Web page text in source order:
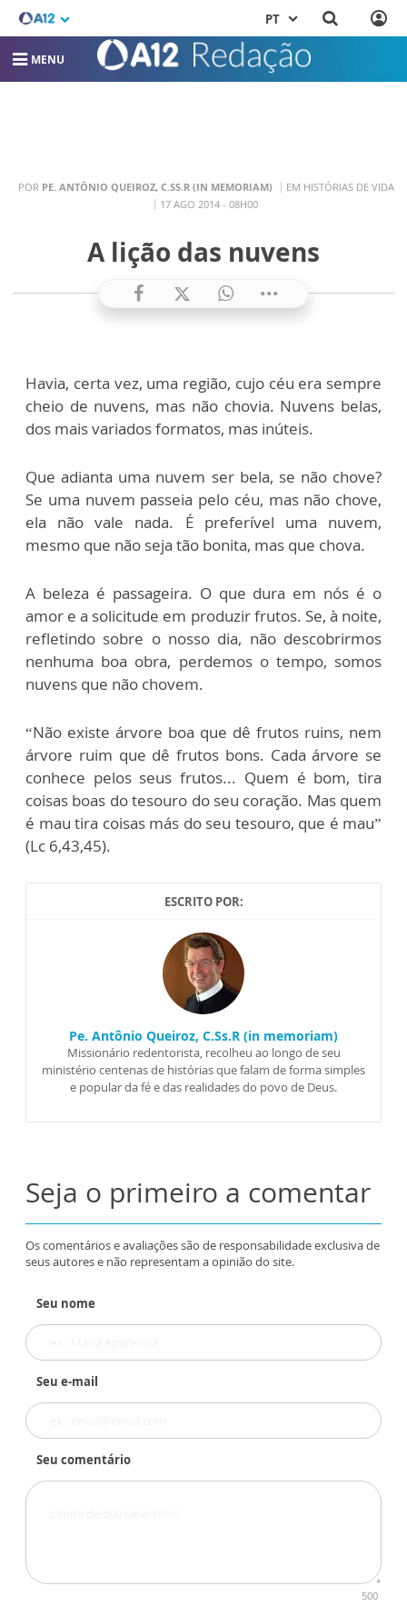
PT
MENU
POR PE. ANTÔNIO QUEIROZ, C.SS.R (IN MEMORIAM)
EM HISTÓRIAS DE VIDA
17 AGO 2014 - 08H00
A lição das nuvens
Havia, certa vez, uma região, cujo céu era sempre
cheio de nuvens, mas não chovia. Nuvens belas,
dos mais variados formatos, mas inúteis.
Que adianta uma nuvem ser bela, se não chove?
Se uma nuvem passeia pelo céu, mas não chove,
ela não vale nada. É preferível uma nuvem,
mesmo que não seja tão bonita, mas que chova.
A beleza é passageira. O que dura em nós é o
amor e a solicitude em produzir frutos. Se, à noite,
refletindo sobre o nosso dia, não descobrirmos
nenhuma boa obra, perdemos o tempo, somos
nuvens que não chovem.
“Não existe árvore boa que dê frutos ruins, nem
árvore ruim que dê frutos bons. Cada árvore se
conhece pelos seus frutos... Quem é bom, tira
coisas boas do tesouro do seu coração. Mas quem
é mau tira coisas más do seu tesouro, que é mau”
(Lc 6,43,45).
ESCRITO POR:
Pe. Antônio Queiroz, C.Ss.R (in memoriam)
Missionário redentorista, recolheu ao longo de seu
ministério centenas de histórias que falam de forma simples
e popular da fé e das realidades do povo de Deus.
Seja o primeiro a comentar
Os comentários e avaliações são de responsabilidade exclusiva de
seus autores e não representam a opinião do site.
Seu nome
Seu e-mail
Seu comentário
500